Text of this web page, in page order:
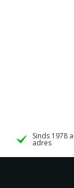
Sinds 1978
adres